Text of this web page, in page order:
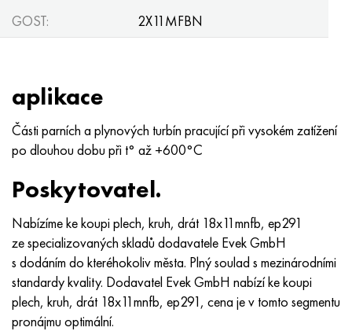
GOST:
2X11MFBN
aplikace
Části parních a plynových turbín pracující při vysokém zatížení
po dlouhou dobu při t° až +600°С
Poskytovatel.
Nabízíme ke koupi plech, kruh, drát 18x11mnfb, ep291
ze specializovaných skladů dodavatele Evek GmbH
s dodáním do kteréhokoliv města. Plný soulad s mezinárodními
standardy kvality. Dodavatel Evek GmbH nabízí ke koupi
plech, kruh, drát 18x11mnfb, ep291, cena je v tomto segmentu
pronájmu optimální.